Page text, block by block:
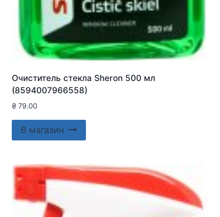
Очиститель стекла Sheron 500 мл
(8594007966558)
₴ 79.00
В магазин